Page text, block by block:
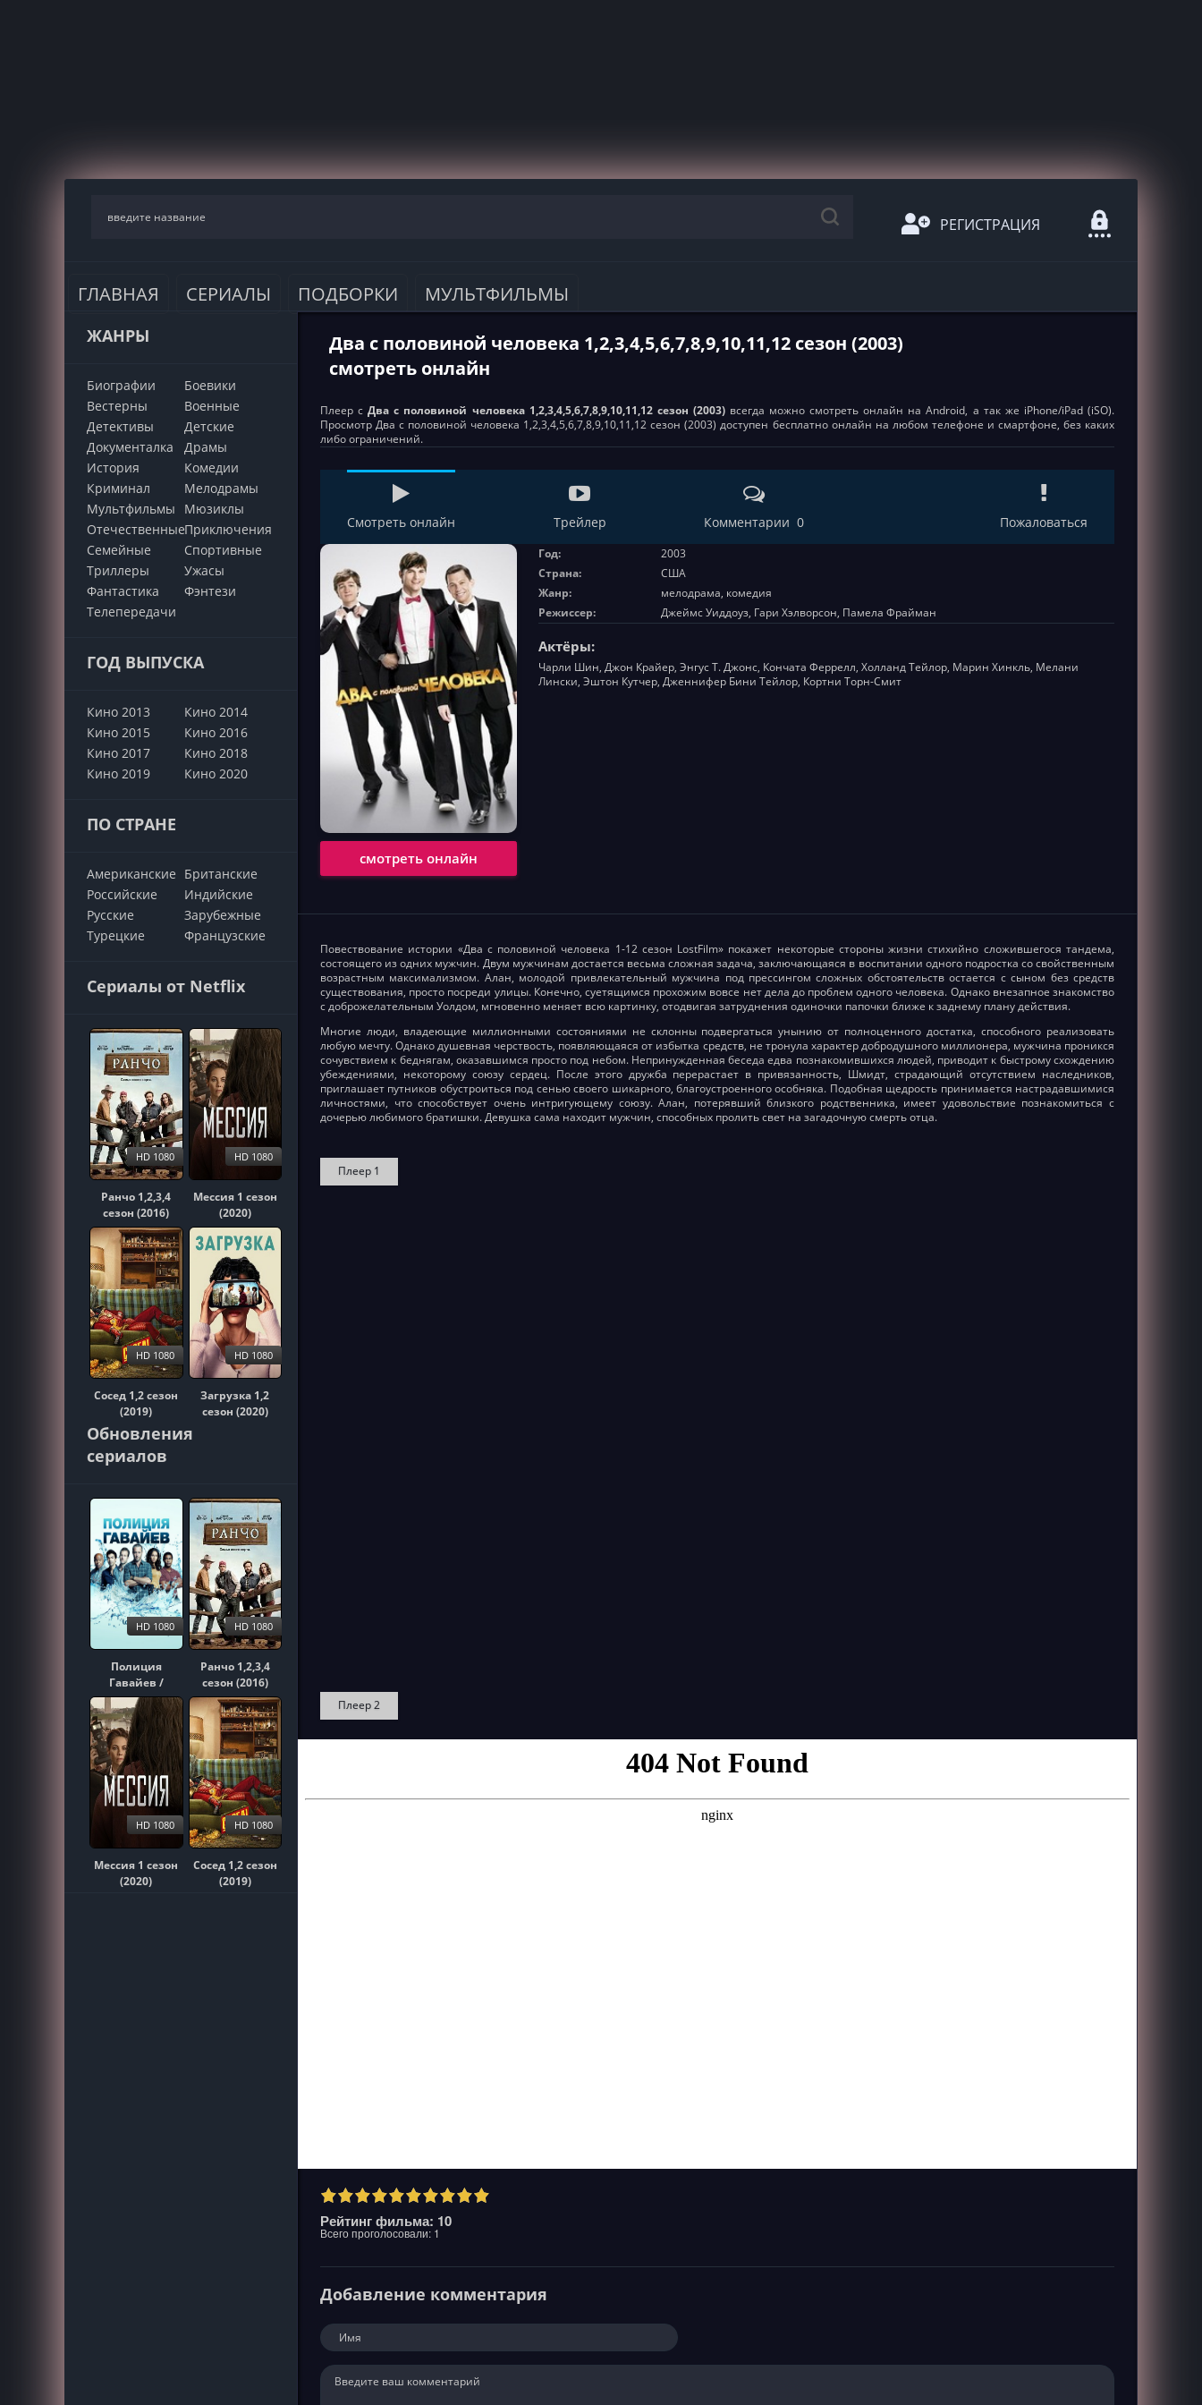
РЕГИСТРАЦИЯ
ГЛАВНАЯ СЕРИАЛЫ ПОДБОРКИ МУЛЬТФИЛЬМЫ
ЖАНРЫ
Биографии
Боевики
Вестерны
Военные
Детективы
Детские
Документалка
Драмы
История
Комедии
Криминал
Мелодрамы
Мультфильмы
Мюзиклы
ОтечественныеПриключения
Семейные
Cпортивные
Триллеры
Ужасы
Фантастика
Фэнтези
Телепередачи
ГОД ВЫПУСКА
Кино 2013
Кино 2014
Кино 2015
Кино 2016
Кино 2017
Кино 2018
Кино 2019
Кино 2020
ПО СТРАНЕ
Американские Британские
Российские
Индийские
Русские
Зарубежные
Турецкие
Французские
Сериалы от Netflix
Ранчо 1,2,3,4
сезон (2016)
HD 1080
Мессия 1 сезон
(2020)
HD 1080
Сосед 1,2 сезон
(2019)
HD 1080
Загрузка 1,2
сезон (2020)
HD 1080
Обновления
сериалов
Полиция
Гавайев /
Гавайи 5-0
1,2,3,4,5,6,7,8,9,10
сезон (2010)
HD 1080
Ранчо 1,2,3,4
сезон (2016)
HD 1080
Мессия 1 сезон
(2020)
HD 1080
Сосед 1,2 сезон
(2019)
HD 1080
Два с половиной человека 1,2,3,4,5,6,7,8,9,10,11,12 сезон (2003)
смотреть онлайн
Плеер сДва с половиной человека 1,2,3,4,5,6,7,8,9,10,11,12 сезон (2003)всегда можно смотреть онлайн на Android, а так же iPhone/iPad (iSO).
Просмотр Два с половиной человека 1,2,3,4,5,6,7,8,9,10,11,12 сезон (2003) доступен бесплатно онлайн на любом телефоне и смартфоне, без каких
либо ограничений.
Смотреть онлайн Трейлер Комментарии 0 Пожаловаться
смотреть онлайн
Год:
2003
Страна:
США
Жанр:
мелодрама, комедия
Режиссер:
Джеймс Уиддоуз, Гари Хэлворсон, Памела Фрайман
Актёры:
Чарли Шин, Джон Крайер, Энгус Т. Джонс, Кончата Феррелл, Холланд Тейлор, Марин Хинкль, Мелани
Лински, Эштон Кутчер, Дженнифер Бини Тейлор, Кортни Торн-Смит
Повествование истории «Два с половиной человека 1-12 сезон LostFilm» покажет некоторые стороны жизни стихийно сложившегося тандема,
состоящего из одних мужчин. Двум мужчинам достается весьма сложная задача, заключающаяся в воспитании одного подростка со свойственным
возрастным максимализмом. Алан, молодой привлекательный мужчина под прессингом сложных обстоятельств остается с сыном без средств
существования, просто посреди улицы. Конечно, суетящимся прохожим вовсе нет дела до проблем одного человека. Однако внезапное знакомство
с доброжелательным Уолдом, мгновенно меняет всю картинку, отодвигая затруднения одиночки папочки ближе к заднему плану действия.
Многие люди, владеющие миллионными состояниями не склонны подвергаться унынию от полноценного достатка, способного реализовать
любую мечту. Однако душевная черствость, появляющаяся от избытка средств, не тронула характер добродушного миллионера, мужчина проникся
сочувствием к беднягам, оказавшимся просто под небом. Непринужденная беседа едва познакомившихся людей, приводит к быстрому схождению
убеждениями, некоторому союзу сердец. После этого дружба перерастает в привязанность, Шмидт, страдающий отсутствием наследников,
приглашает путников обустроиться под сенью своего шикарного, благоустроенного особняка. Подобная щедрость принимается настрадавшимися
личностями, что способствует очень интригующему союзу. Алан, потерявший близкого родственника, имеет удовольствие познакомиться с
дочерью любимого братишки. Девушка сама находит мужчин, способных пролить свет на загадочную смерть отца.
Плеер 1
Плеер 2
Рейтинг фильма: 10
Всего проголосовали: 1
Добавление комментария